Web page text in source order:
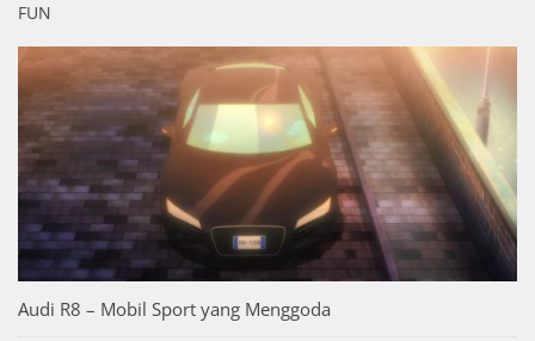
FUN
Audi R8 – Mobil Sport yang Menggoda